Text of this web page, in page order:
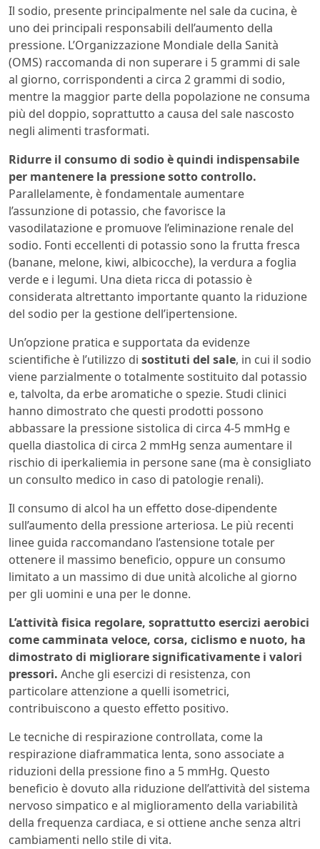
Il sodio, presente principalmente nel sale da cucina, è
uno dei principali responsabili dell’aumento della
pressione. L’Organizzazione Mondiale della Sanità
(OMS) raccomanda di non superare i 5 grammi di sale
al giorno, corrispondenti a circa 2 grammi di sodio,
mentre la maggior parte della popolazione ne consuma
più del doppio, soprattutto a causa del sale nascosto
negli alimenti trasformati.
Ridurre il consumo di sodio è quindi indispensabile
per mantenere la pressione sotto controllo.
Parallelamente, è fondamentale aumentare
l’assunzione di potassio, che favorisce la
vasodilatazione e promuove l’eliminazione renale del
sodio. Fonti eccellenti di potassio sono la frutta fresca
(banane, melone, kiwi, albicocche), la verdura a foglia
verde e i legumi. Una dieta ricca di potassio è
considerata altrettanto importante quanto la riduzione
del sodio per la gestione dell’ipertensione.
Un’opzione pratica e supportata da evidenze
scientifiche è l’utilizzo di sostituti del sale, in cui il sodio
viene parzialmente o totalmente sostituito dal potassio
e, talvolta, da erbe aromatiche o spezie. Studi clinici
hanno dimostrato che questi prodotti possono
abbassare la pressione sistolica di circa 4-5 mmHg e
quella diastolica di circa 2 mmHg senza aumentare il
rischio di iperkaliemia in persone sane (ma è consigliato
un consulto medico in caso di patologie renali).
Il consumo di alcol ha un effetto dose-dipendente
sull’aumento della pressione arteriosa. Le più recenti
linee guida raccomandano l’astensione totale per
ottenere il massimo beneficio, oppure un consumo
limitato a un massimo di due unità alcoliche al giorno
per gli uomini e una per le donne.
L’attività fisica regolare, soprattutto esercizi aerobici
come camminata veloce, corsa, ciclismo e nuoto, ha
dimostrato di migliorare significativamente i valori
pressori. Anche gli esercizi di resistenza, con
particolare attenzione a quelli isometrici,
contribuiscono a questo effetto positivo.
Le tecniche di respirazione controllata, come la
respirazione diaframmatica lenta, sono associate a
riduzioni della pressione fino a 5 mmHg. Questo
beneficio è dovuto alla riduzione dell’attività del sistema
nervoso simpatico e al miglioramento della variabilità
della frequenza cardiaca, e si ottiene anche senza altri
cambiamenti nello stile di vita.